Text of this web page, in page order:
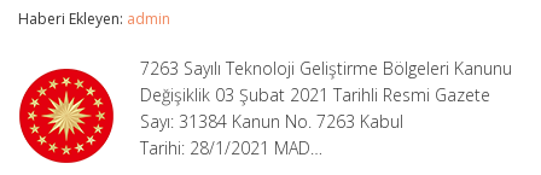
Bölgeleri
Kanunlarda
Değişiklik
Yapılmasına
Haberi Ekleyen: admin
7263 Sayılı Teknoloji Geliştirme Bölgeleri Kanunu
Değişiklik 03 Şubat 2021 Tarihli Resmi Gazete
Sayı: 31384 Kanun No. 7263 Kabul
Tarihi: 28/1/2021 MAD…